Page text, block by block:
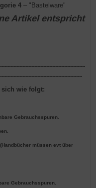
4 – "Bastelware"
Artikel entspricht
sich wie folgt:
Gebrauchsspuren.
müssen evt über
Gebrauchsspuren.